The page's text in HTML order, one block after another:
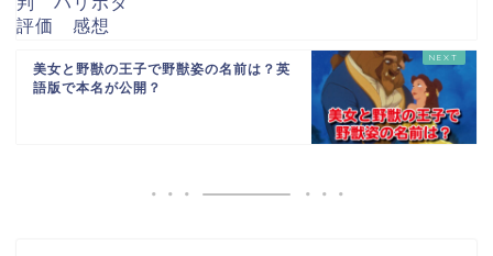
美女と野獣の王子で野獣姿の名前は？英
語版で本名が公開？